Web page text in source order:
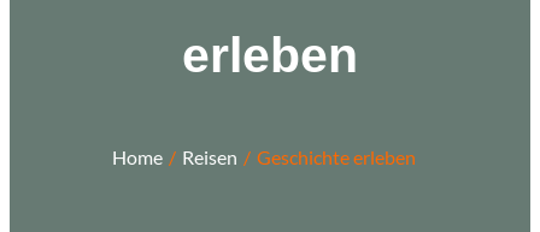
erleben
Home Reisen Geschichte erleben